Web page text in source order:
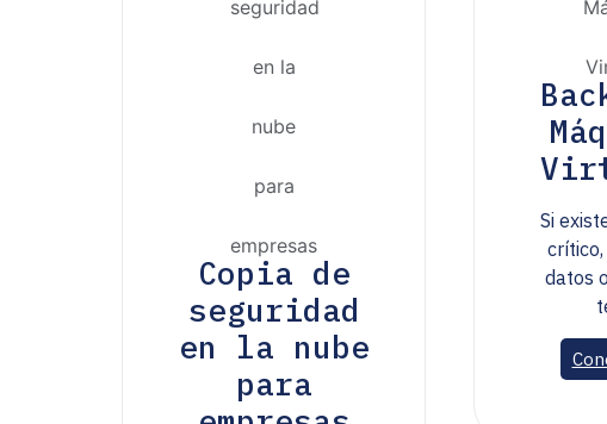
Copia de
seguridad
en la nube
para
Si
datos